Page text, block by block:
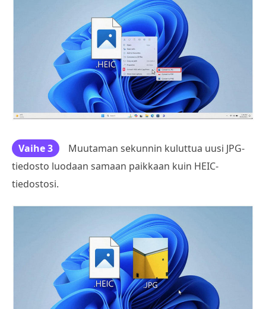
Vaihe 3
Muutaman sekunnin kuluttua uusi JPG-
tiedosto luodaan samaan paikkaan kuin HEIC-
tiedostosi.